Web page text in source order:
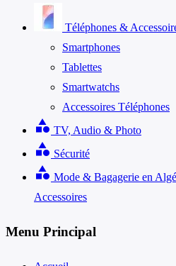
Téléphones &
Smartphones
Tablettes
Smartwatchs
Accessoires Téléphones
category TV, Audio & Photo
category Sécurité
category Mode & Bagagerie en
Accessoires
Menu Principal